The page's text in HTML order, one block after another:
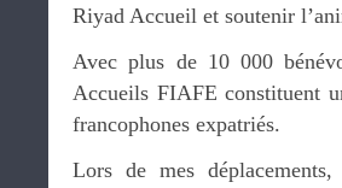
Riyad Accueil et soutenir
Avec plus de 10 000
Accueils FIAFE constituent
francophones expatriés.
Lors de mes